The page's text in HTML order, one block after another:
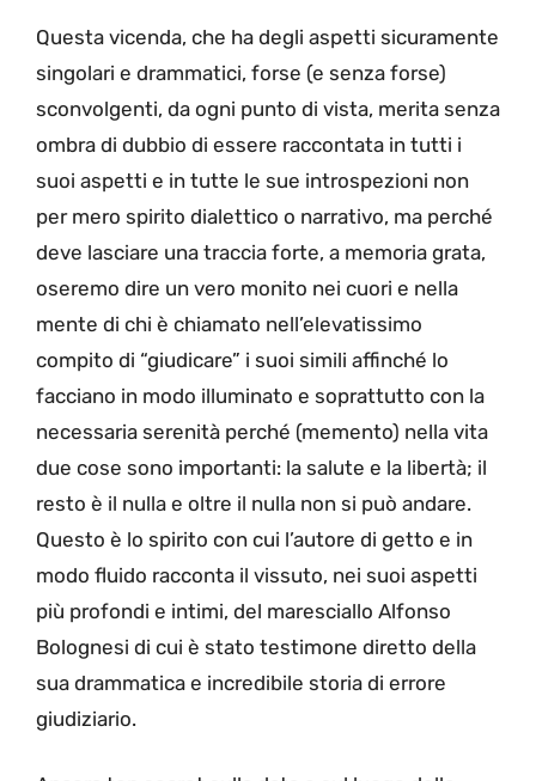
Questa vicenda, che ha degli aspetti sicuramente
singolari e drammatici, forse (e senza forse)
sconvolgenti, da ogni punto di vista, merita senza
ombra di dubbio di essere raccontata in tutti i
suoi aspetti e in tutte le sue introspezioni non
per mero spirito dialettico o narrativo, ma perché
deve lasciare una traccia forte, a memoria grata,
oseremo dire un vero monito nei cuori e nella
mente di chi è chiamato nell’elevatissimo
compito di “giudicare” i suoi simili affinché lo
facciano in modo illuminato e soprattutto con la
necessaria serenità perché (memento) nella vita
due cose sono importanti: la salute e la libertà; il
resto è il nulla e oltre il nulla non si può andare.
Questo è lo spirito con cui l’autore di getto e in
modo fluido racconta il vissuto, nei suoi aspetti
più profondi e intimi, del maresciallo Alfonso
Bolognesi di cui è stato testimone diretto della
sua drammatica e incredibile storia di errore
giudiziario.